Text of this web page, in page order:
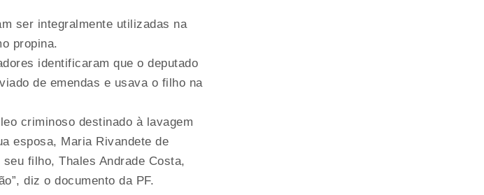
ser integralmente utilizadas na
propina.
identificaram que o deputado
de emendas e usava o filho na
criminoso destinado à lavagem
esposa, Maria Rivandete de
filho, Thales Andrade Costa,
diz o documento da PF.